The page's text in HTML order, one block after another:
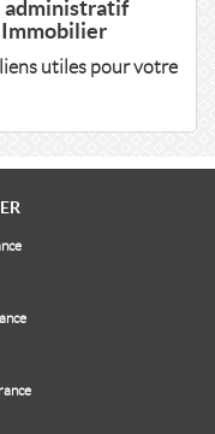
administratif
utiles pour votre